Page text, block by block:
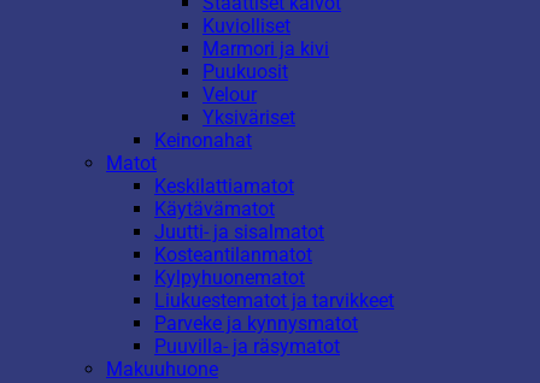
Kuviolliset
Marmori ja kivi
Puukuosit
Velour
Yksiväriset
Keinonahat
Matot
Keskilattiamatot
Käytävämatot
Juutti- ja sisalmatot
Kosteantilanmatot
Kylpyhuonematot
Liukuestematot ja tarvikkeet
Parveke ja kynnysmatot
Puuvilla- ja räsymatot
Makuuhuone